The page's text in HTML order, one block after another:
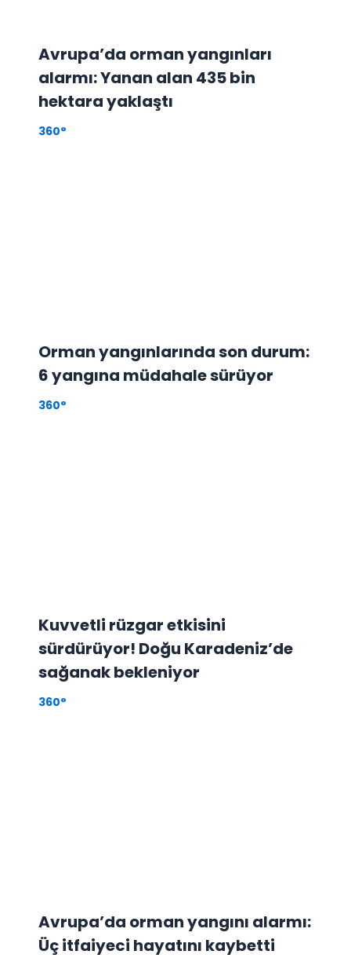
Avrupa’da orman yangınları
alarmı: Yanan alan 435 bin
hektara yaklaştı
360°
Orman yangınlarında son durum:
6 yangına müdahale sürüyor
360°
Kuvvetli rüzgar etkisini
sürdürüyor! Doğu Karadeniz’de
sağanak bekleniyor
360°
Avrupa’da orman yangını alarmı:
Üç itfaiyeci hayatını kaybetti